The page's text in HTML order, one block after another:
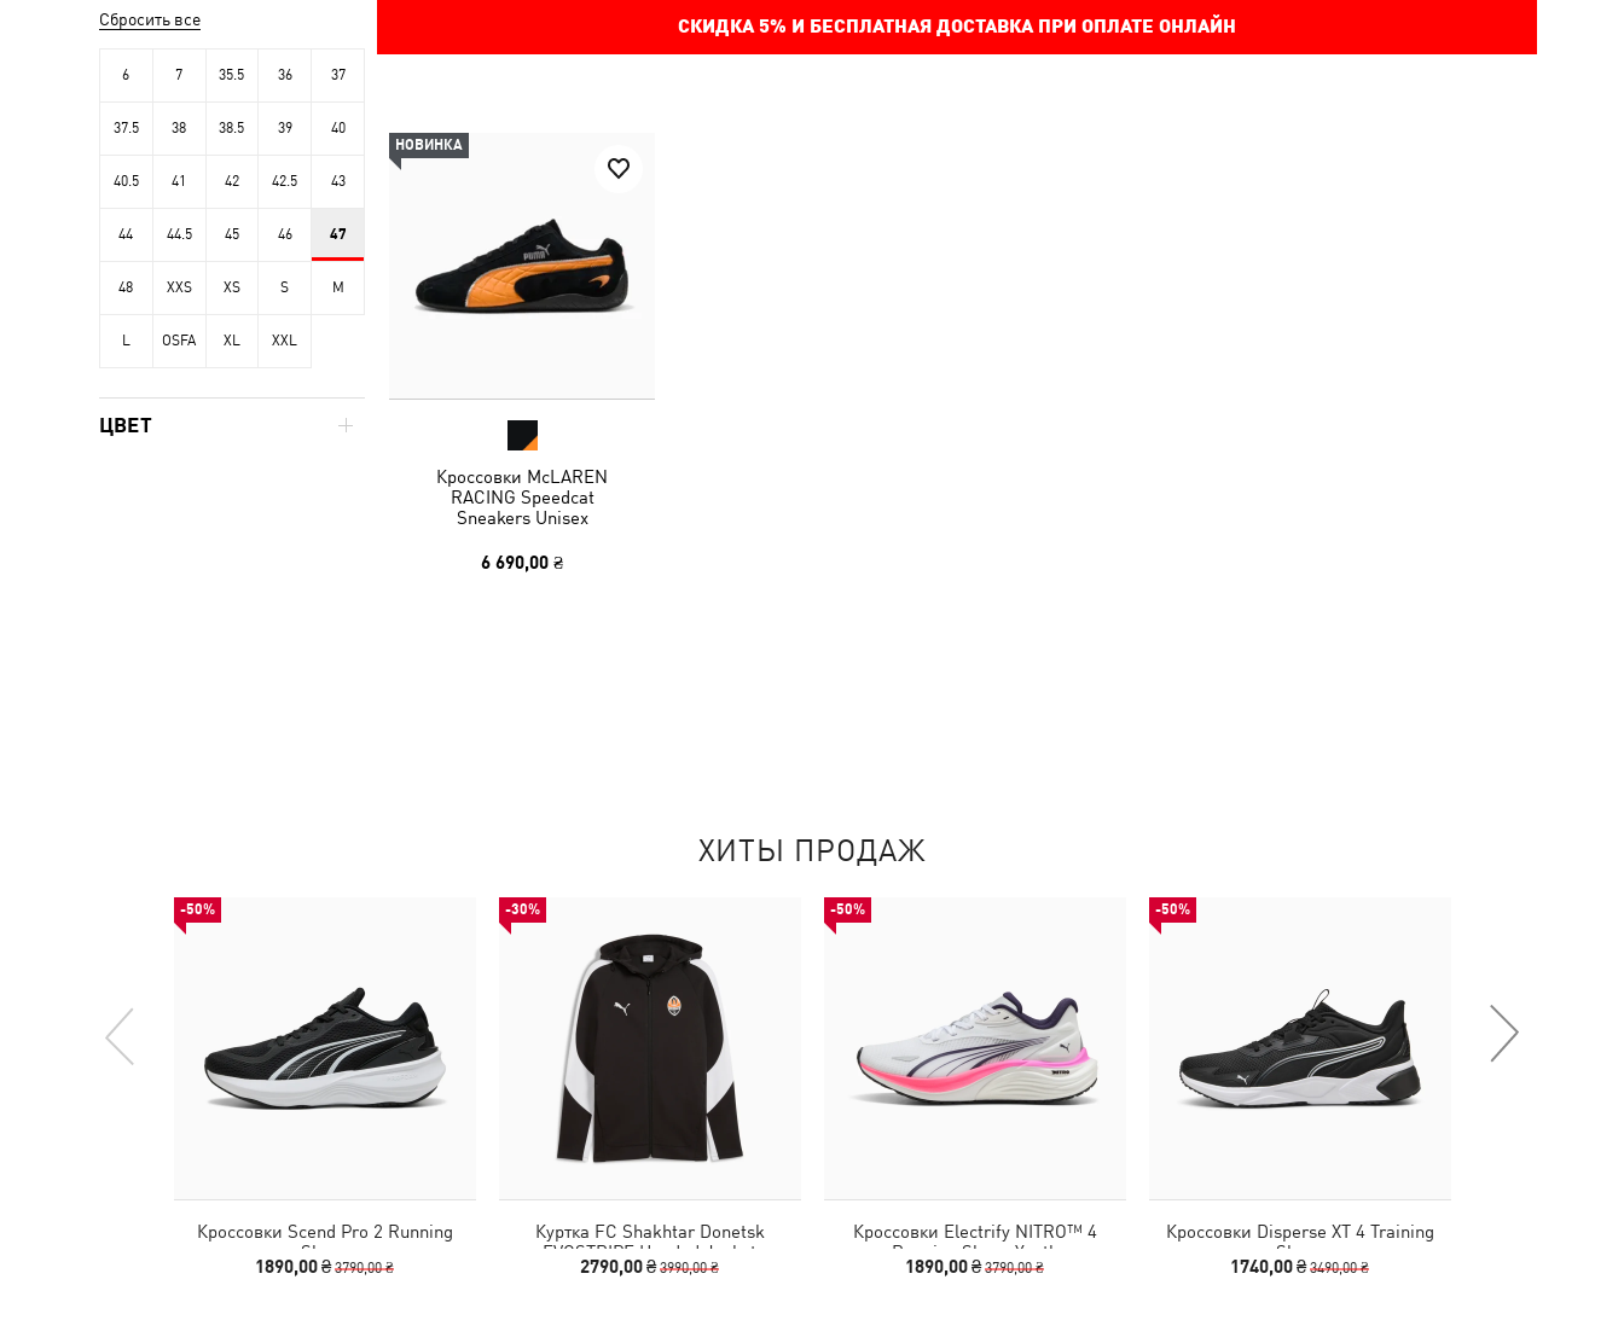
СКИДКА 5% И БЕСПЛАТНАЯ ДОСТАВКА ПРИ ОПЛАТЕ ОНЛАЙН
НОВИНКА
Кроссовки McLAREN
RACING Speedcat
Sneakers Unisex
6 690,00 ₴
Сбросить все
6 7 35.5 36 37
37.5 38 38.5 39 40
40.5 41 42 42.5 43
44 44.5 45 46 47
48 XXS XS S M
L OSFA XL XXL
ЦВЕТ
ХИТЫ ПРОДАЖ
-50%
Кроссовки Scend Pro 2 Running
Shoes
1890,00 ₴3790,00 ₴
-30%
Куртка FC Shakhtar Donetsk
EVOSTRIPE Hooded Jacket
2790,00 ₴3990,00 ₴
-50%
Кроссовки Electrify NITRO™ 4
Running Shoes Youth
1890,00 ₴3790,00 ₴
-50%
Кроссовки Disperse XT 4 Training
Shoes
1740,00 ₴3490,00 ₴